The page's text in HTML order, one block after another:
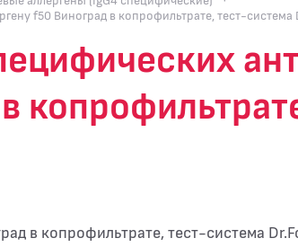
f50 Виноград в копрофильтрате, тест-система
в копрофильтрате, тест-система